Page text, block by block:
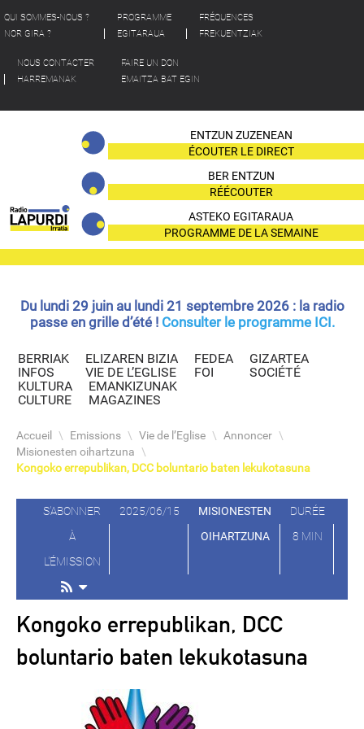
QUI SOMMES-NOUS ?
NOR GIRA ?
PROGRAMME
EGITARAUA
FRÉQUENCES
FREKUENTZIAK
NOUS CONTACTER
HARREMANAK
FAIRE UN DON
EMAITZA BAT EGIN
ENTZUN ZUZENEAN
ÉCOUTER LE DIRECT
BER ENTZUN
RÉÉCOUTER
ASTEKO EGITARAUA
PROGRAMME DE LA SEMAINE
Du lundi 29 juin au lundi 21 septembre 2026 : la radio
passe en grille d’été ! Consulter le programme ICI.
BERRIAK
INFOS
ELIZAREN BIZIA
VIE DE L’EGLISE
FEDEA
FOI
GIZARTEA
SOCIÉTÉ
KULTURA
CULTURE
EMANKIZUNAK
MAGAZINES
Accueil \ Emissions \ Vie de l’Eglise \ Annoncer \
Misionesten oihartzuna \
Kongoko errepublikan, DCC boluntario baten lekukotasuna
S'ABONNER
À
L'ÉMISSION
2025/06/15
MISIONESTEN
OIHARTZUNA
DURÉE
8 MIN
Kongoko errepublikan, DCC
boluntario baten lekukotasuna